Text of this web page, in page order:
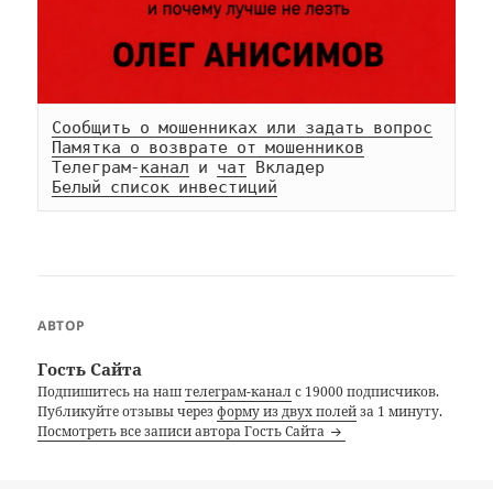
Сообщить о мошенниках или задать вопрос
Памятка о возврате от мошенников
Телеграм-канал и чат
Белый список инвестиций
АВТОР
Гость Сайта
Подпишитесь на наштелеграм-каналс 19000 подписчиков.
Публикуйте отзывы черезформу из двух полейза 1 минуту.
Посмотреть все записи автора Гость Сайта